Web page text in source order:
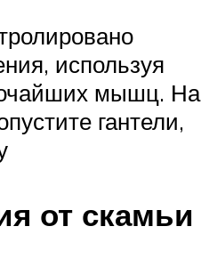
используя
мышц. На
гантели,
от скамьи